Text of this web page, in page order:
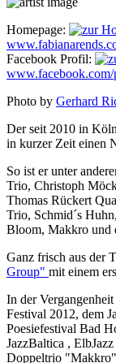
Homepage:
Facebook Profil:
Photo by Gerhard
Der seit 2010 in
in kurzer Zeit einen
So ist er unter
Trio, Christoph
Thomas Rückert
Trio, Schmid´s
Bloom, Makkro und
Ganz frisch aus der
Group" mit einem
In der
Festival 2012, dem
Poesiefestival Bad
JazzBaltica ,
Doppeltrio